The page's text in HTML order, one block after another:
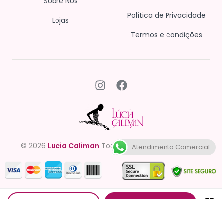
Lojas
Política de Privacidade
Termos e condições
© 2026 Lucia Caliman Todos os direitos reservados.
Atendimento Comercial